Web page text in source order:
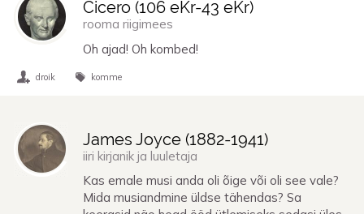
Cicero (106 eKr-43 eKr)
rooma riigimees
Oh ajad! Oh kombed!
droik komme
James Joyce (1882-1941)
iiri kirjanik ja luuletaja
Kas emale musi anda oli õige või oli see vale?
Mida musiandmine üldse tähendas? Sa